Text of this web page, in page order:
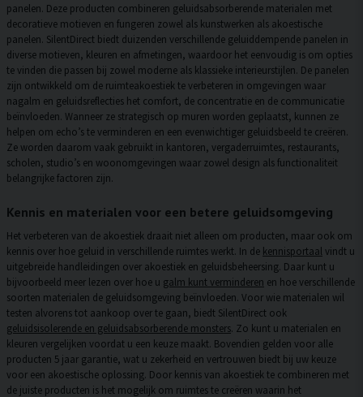
panelen . Deze producten combineren geluidsabsorberende materialen met
decoratieve motieven en fungeren zowel als kunstwerken als akoestische
panelen. SilentDirect biedt duizenden verschillende geluiddempende panelen in
diverse motieven, kleuren en afmetingen, waardoor het eenvoudig is om opties
te vinden die passen bij zowel moderne als klassieke interieurstijlen. De panelen
zijn ontwikkeld om de ruimteakoestiek te verbeteren in omgevingen waar
nagalm en geluidsreflecties het comfort, de concentratie en de communicatie
beïnvloeden. Wanneer ze strategisch op muren worden geplaatst, kunnen ze
helpen om echo’s te verminderen en een evenwichtiger geluidsbeeld te creëren.
Ze worden daarom vaak gebruikt in kantoren, vergaderruimtes, restaurants,
scholen, studio’s en woonomgevingen waar zowel design als functionaliteit
belangrijke factoren zijn.
Kennis en materialen voor een betere geluidsomgeving
Het verbeteren van de akoestiek draait niet alleen om producten, maar ook om
kennis over hoe geluid in verschillende ruimtes werkt. In de kennisportaal vindt u
uitgebreide handleidingen over akoestiek en geluidsbeheersing. Daar kunt u
bijvoorbeeld meer lezen over hoe u galm kunt verminderen en hoe verschillende
soorten materialen de geluidsomgeving beïnvloeden. Voor wie materialen wil
testen alvorens tot aankoop over te gaan, biedt SilentDirect ook
geluidsisolerende en geluidsabsorberende monsters . Zo kunt u materialen en
kleuren vergelijken voordat u een keuze maakt. Bovendien gelden voor alle
producten 5 jaar garantie, wat u zekerheid en vertrouwen biedt bij uw keuze
voor een akoestische oplossing. Door kennis van akoestiek te combineren met
de juiste producten is het mogelijk om ruimtes te creëren waarin het